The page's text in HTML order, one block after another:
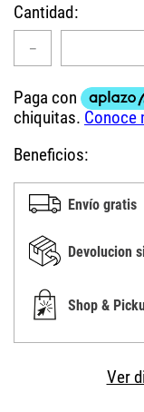
Cantidad
－
Beneficios:
Envío gratis
Devolucion
Shop &
Ver